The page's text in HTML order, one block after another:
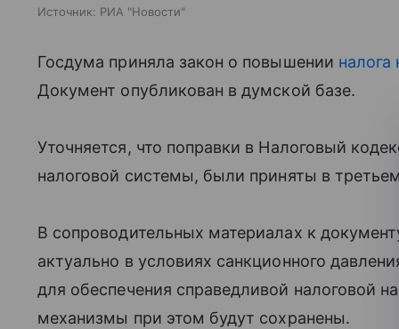
Источник: РИА "Новости"
Госдума приняла закон о повышении
Документ опубликован в думской базе.
Уточняется, что поправки в Налоговый
налоговой системы, были приняты в
В сопроводительных материалах к
актуально в условиях санкционного
для обеспечения справедливой налоговой
механизмы при этом будут сохранены.